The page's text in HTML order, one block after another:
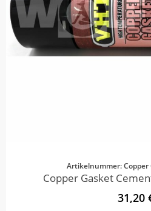
Artikelnummer: Copper
Copper Gasket
31,20